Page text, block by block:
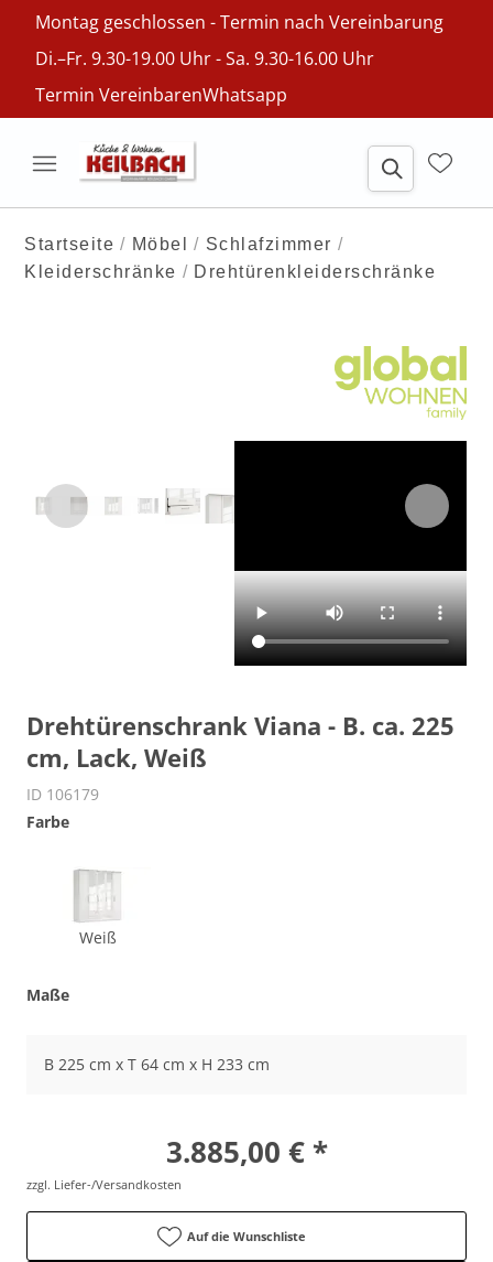
Montag geschlossen - Termin nach Vereinbarung
Di.–Fr. 9.30-19.00 Uhr - Sa. 9.30-16.00 Uhr
Termin VereinbarenWhatsapp
Startseite Möbel
Schlafzimmer
Kleiderschränke
Drehtürenkleiderschränke
Drehtürenschrank Viana - B. ca. 225
cm, Lack, Weiß
ID 106179
Farbe
Weiß
Maße
B 225 cm x T 64 cm x H 233 cm
3.885,00 € *
zzgl. Liefer-/Versandkosten
Auf die Wunschliste